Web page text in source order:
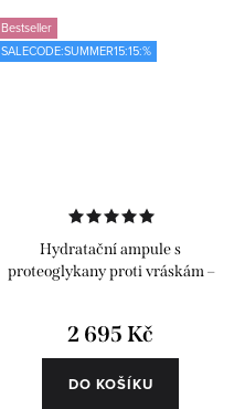
Bestseller
SALECODE:SUMMER15:15:%
Hydratační ampule s
proteoglykany proti vráskám –
2 695 Kč
DO KOŠÍKU